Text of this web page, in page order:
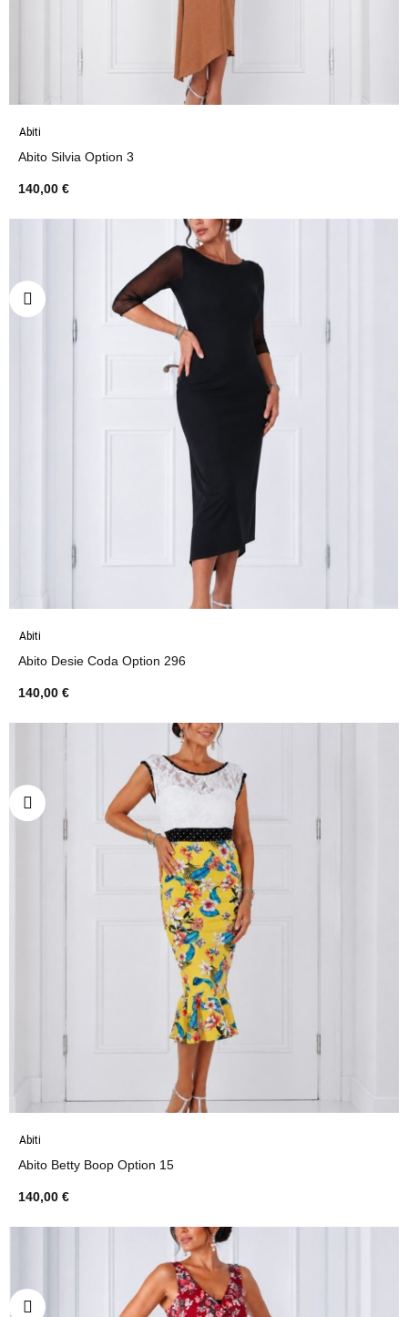
Abiti
Abito Silvia Option 3
140,00 €
Abiti
Abito Desie Coda Option 296
140,00 €
Abiti
Abito Betty Boop Option 15
140,00 €